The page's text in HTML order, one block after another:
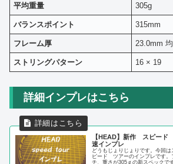
平均重量 305g
バランスポイント 315mm
フレーム厚 23.0mm
ストリングパターン 16 × 19
詳細インプレはこちら
【HEAD】新作 スピー
速インプレ
どうもじょりじょりです。今回
ピード ツアーのインプレです。
チ、重さが305ｇの新スペック